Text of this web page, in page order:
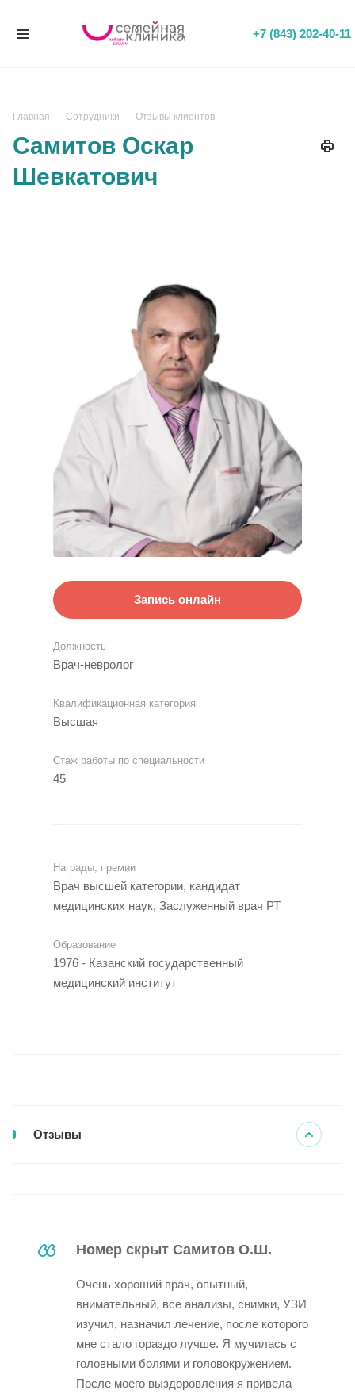
+7 (843) 202-40-11
Главная Сотрудники Отзывы клиентов
Самитов Оскар
Шевкатович
Запись онлайн
Должность
Врач-невролог
Квалификационная категория
Высшая
Стаж работы по специальности
45
Награды, премии
Врач высшей категории, кандидат
медицинских наук, Заслуженный врач РТ
Образование
1976 - Казанский государственный
медицинский институт
Отзывы
Номер скрыт Самитов О.Ш.
Очень хороший врач, опытный,
внимательный, все анализы, снимки, УЗИ
изучил, назначил лечение, после которого
мне стало гораздо лучше. Я мучилась с
головными болями и головокружением.
После моего выздоровления я привела